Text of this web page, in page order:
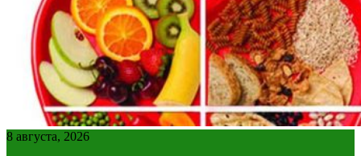
8 августа, 2026